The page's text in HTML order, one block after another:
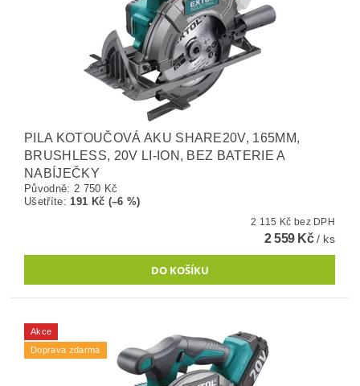
PILA KOTOUČOVÁ AKU SHARE20V, 165MM,
BRUSHLESS, 20V LI-ION, BEZ BATERIE A
NABÍJEČKY
Původně: 2 750 Kč
Ušetříte:191 Kč (–6 %)
2 115 Kč bez DPH
2 559 Kč/ ks
Akce
Doprava zdarma